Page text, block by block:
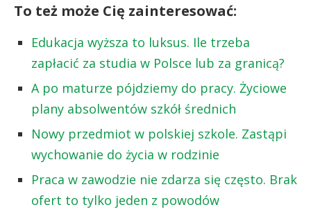
To też może Cię zainteresować:
Edukacja wyższa to luksus. Ile trzeba
zapłacić za studia w Polsce lub za granicą?
A po maturze pójdziemy do pracy. Życiowe
plany absolwentów szkół średnich
Nowy przedmiot w polskiej szkole. Zastąpi
wychowanie do życia w rodzinie
Praca w zawodzie nie zdarza się często. Brak
ofert to tylko jeden z powodów